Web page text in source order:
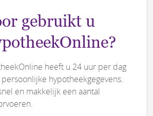
gebruikt u
heeft u 24 uur per dag
hypotheekgegevens.
en makkelijk een aantal